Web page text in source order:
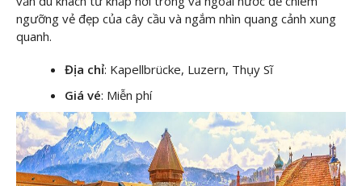
ngưỡng vẻ đẹp của cây cầu và ngắm nhìn quang cảnh xung
quanh.
Địa chỉ: Kapellbrücke, Luzern, Thụy Sĩ
Giá vé: Miễn phí